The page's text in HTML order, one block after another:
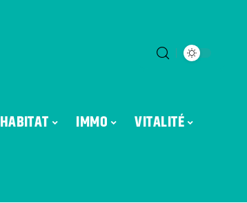
HABITAT IMMO
VITALITÉ